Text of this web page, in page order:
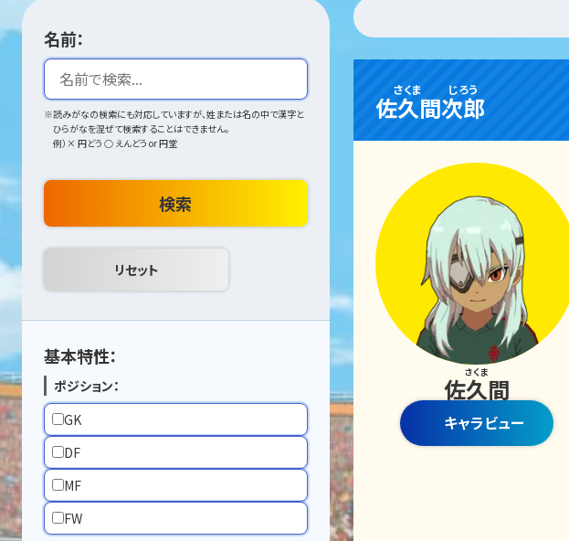
名前：
※読みがなの検索にも対応していますが、姓または名の中で漢字と
ひらがなを混ぜて検索することはできません。
例）× 円どう ○ えんどう or 円堂
検索
基本特性：
ポジション：
GK
DF
MF
FW
佐久間
さくま
次郎
じろう
佐久間
さくま
キャラビュー